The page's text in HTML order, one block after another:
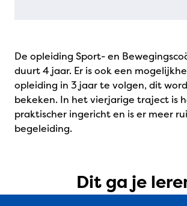
De opleiding Sport- en
duurt 4 jaar. Er is ook een
opleiding in 3 jaar te volgen, dit
bekeken. In het vierjarige traject is
praktischer ingericht en is er meer
begeleiding.
Dit ga je